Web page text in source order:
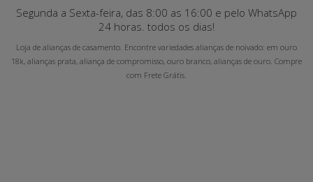
Segunda a Sexta-feira, das 8:00 as 16:00 e pelo WhatsApp
24 horas. todos os dias!
Loja de alianças de casamento. Encontre variedades alianças de noivado: em ouro
18k, alianças prata, aliança de compromisso, ouro branco, alianças de ouro. Compre
com Frete Grátis.